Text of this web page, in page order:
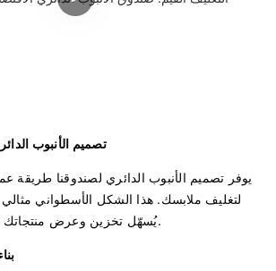
تصميم الأنبوب
يوفر تصميم الأنبوب الدائري لصندوقنا طريقة
لتغليف ملابسك. هذا الشكل الأسطواني
يُسهّل تخزين وعرض منتجاتك في بيئة البيع بالتجزئة.